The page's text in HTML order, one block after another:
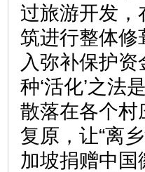
过旅游开发，
筑进行整体修
入弥补保护资
种‘活化’之法
散落在各个村
复原，让“离
加坡捐赠中国